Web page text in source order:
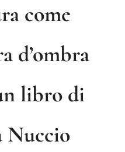
come
d’ombra
libro di
Nuccio